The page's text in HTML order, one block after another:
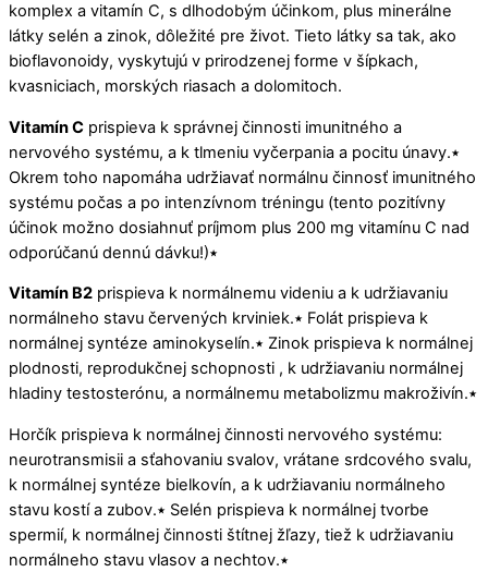
komplex a vitamín C, s dlhodobým účinkom, plus minerálne
látky selén a zinok, dôležité pre život. Tieto látky sa tak, ako
bioflavonoidy, vyskytujú v prirodzenej forme v šípkach,
kvasniciach, morských riasach a dolomitoch.
Vitamín C prispieva k správnej činnosti imunitného a
nervového systému, a k tlmeniu vyčerpania a pocitu únavy.٭
Okrem toho napomáha udržiavať normálnu činnosť imunitného
systému počas a po intenzívnom tréningu (tento pozitívny
účinok možno dosiahnuť príjmom plus 200 mg vitamínu C nad
odporúčanú dennú dávku!)٭
Vitamín B2 prispieva k normálnemu videniu a k udržiavaniu
normálneho stavu červených krviniek.٭ Folát prispieva k
normálnej syntéze aminokyselín.٭ Zinok prispieva k normálnej
plodnosti, reprodukčnej schopnosti , k udržiavaniu normálnej
hladiny testosterónu, a normálnemu metabolizmu makroživín.٭
Horčík prispieva k normálnej činnosti nervového systému:
neurotransmisii a sťahovaniu svalov, vrátane srdcového svalu,
k normálnej syntéze bielkovín, a k udržiavaniu normálneho
stavu kostí a zubov.٭ Selén prispieva k normálnej tvorbe
spermií, k normálnej činnosti štítnej žľazy, tiež k udržiavaniu
normálneho stavu vlasov a nechtov.٭